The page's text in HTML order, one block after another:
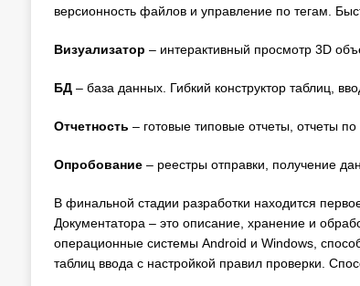
версионность файлов и управление по тегам.
Визуализатор – интерактивный просмотр 3D
БД– база данных. Гибкий конструктор таблиц,
Отчетность – готовые типовые отчеты, отчеты
Опробование– реестры отправки, получение
В финальной стадии разработки находится
Документатора – это описание, хранение и
операционные системы Android и Windows,
таблиц ввода с настройкой правил проверки.